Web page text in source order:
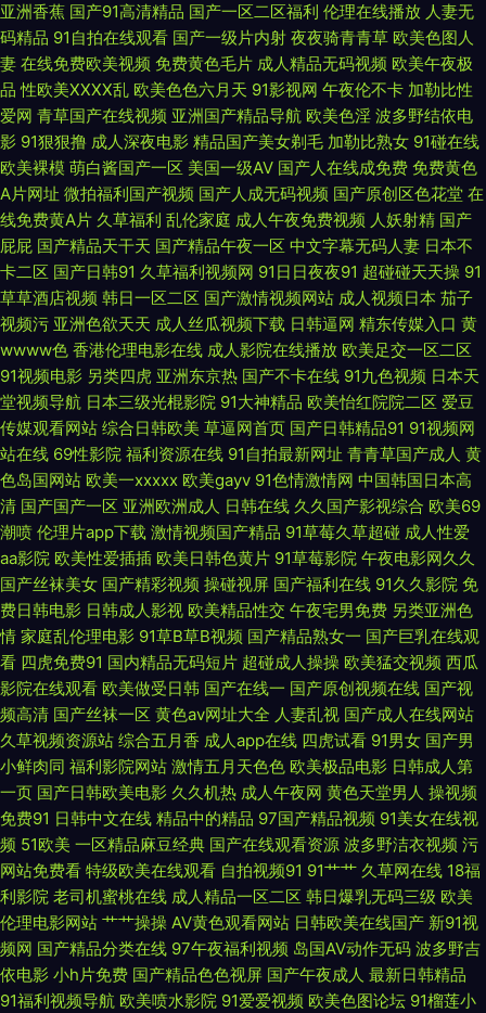
品在线视频91 九九热只有精品 另类激情春色 蜜臀69 欧亚av 日本久久爱 日
韩肏屄片 日韩黄色网址 无码专区桃花岛 午夜老司机视频网 亚洲麻豆AV一区
影音先锋三级资源 91网页在线看 97色色六月天 变态另类资源 肏屄超碰 超碰
成人性 豆花AV在线播放 豆花在线观看官网 国产美女主播自拍 韩国伊人网 久
久精品人妻 老司机cao 欧美成人资源 欧美四级片 青娱乐三级 日日夜夜青青
草 婷婷五月天成人色 亚洲人一级 91大神探花在线 97热超碰 俺去也伊人影院
成人a∨∨在线 豆花成人在线网址 国产区视频在线 国产熟女肏屄视频 久久理
论婷婷网 欧美日韩色色 青青操国产 日韩传媒性爱 日韩无码波多 婷婷丁香五
月导航 午夜少妇影院 亚洲另类三级 一本道做爱 97三级片网 白丝美女后入爆
操 超碰人人草人人干 成人网页入口 国产青青操 黄色免费小电影 九一导航 久
久肏狠狠肏视频 免费观看ab 人妻诱惑导航 日韩综合 熟女少妇系列 微拍
1024 午夜寂寞伦理 91国产孕妇 97人人上超碰 不卡日本视频 超碰性导航 国
产h精品视频 黄色精品网 久久超踫人人 麻豆二三区 欧美成人集中 欧美亚性
激情 日韩色中色精导航 婷婷五月天成人色 香蕉食品 伊人大橡胶 91社国产精
品 av先锋影音av 超碰黑美女 成人性交 国产日本91在线 老司机福利入口 欧
美福利精品导航 青青草好吊 日韩色情免费网战 91肛交wwww 91尤物视频
av性爱在线播放 超碰在线蜜桃 福利影院2P 黑丝无码Av 久草手机看片 麻豆
传媒视频网站 欧洲www第五页 丝袜性交免费网站 性福福利导航 91超碰天堂
色先锋AV成人 97色伦影院 国产视频97 狼友深夜福利 日本人妖毛片 无码视
亚洲香蕉 国产91高清精品 国产一区二区福利 伦理在线播放 人妻无
码精品 91自拍在线观看 国产一级片内射 夜夜骑青青草 欧美色图人
妻 在线免费欧美视频 免费黄色毛片 成人精品无码视频 欧美午夜极
品 性欧美ⅩⅩⅩⅩ乱 欧美色色六月天 91影视网 午夜伦不卡 加勒比性
爱网 青草国产在线视频 亚洲国产精品导航 欧美色淫 波多野结依电
影 91狠狠撸 成人深夜电影 精品国产美女剃毛 加勒比熟女 91碰在线
欧美裸模 萌白酱国产一区 美国一级AV 国产人在线成免费 免费黄色
A片网址 微拍福利国产视频 国产人成无码视频 国产原创区色花堂 在
线免费黄A片 久草福利 乱伦家庭 成人午夜免费视频 人妖射精 国产
屁屁 国产精品天干天 国产精品午夜一区 中文字幕无码人妻 日本不
卡二区 国产日韩91 久草福利视频网 91日日夜夜91 超碰碰天天操 91
草草酒店视频 韩日一区二区 国产激情视频网站 成人视频日本 茄子
视频污 亚洲色欲天天 成人丝瓜视频下载 日韩逼网 精东传媒入口 黄
wwww色 香港伦理电影在线 成人影院在线播放 欧美足交一区二区
91视频电影 另类四虎 亚洲东京热 国产不卡在线 91九色视频 日本天
堂视频导航 日本三级光棍影院 91大神精品 欧美怡红院院二区 爱豆
传媒观看网站 综合日韩欧美 草逼网首页 国产日韩精品91 91视频网
站在线 69性影院 福利资源在线 91自拍最新网址 青青草国产成人 黄
色岛国网站 欧美一xxxxx 欧美gayv 91色情激情网 中国韩国日本高
清 国产国产一区 亚洲欧洲成人 日韩在线 久久国产影视综合 欧美69
潮喷 伦理片app下载 激情视频国产精品 91草莓久草超碰 成人性爱
aa影院 欧美性爱插插 欧美日韩色黄片 91草莓影院 午夜电影网久久
国产丝袜美女 国产精彩视频 操碰视屏 国产福利在线 91久久影院 免
费日韩电影 日韩成人影视 欧美精品性交 午夜宅男免费 另类亚洲色
情 家庭乱伦理电影 91草B草B视频 国产精品熟女一 国产巨乳在线观
看 四虎免费91 国内精品无码短片 超碰成人操操 欧美猛交视频 西瓜
影院在线观看 欧美做受日韩 国产在线一 国产原创视频在线 国产视
频高清 国产丝袜一区 黄色av网址大全 人妻乱视 国产成人在线网站
久草视频资源站 综合五月香 成人app在线 四虎试看 91男女 国产男
小鲜肉同 福利影院网站 激情五月天色色 欧美极品电影 日韩成人第
一页 国产日韩欧美电影 久久机热 成人午夜网 黄色天堂男人 操视频
免费91 日韩中文在线 精品中的精品 97国产精品视频 91美女在线视
频 51欧美 一区精品麻豆经典 国产在线观看资源 波多野洁衣视频 污
网站免费看 特级欧美在线观看 自拍视频91 91艹艹 久草网在线 18福
利影院 老司机蜜桃在线 成人精品一区二区 韩日爆乳无码三级 欧美
伦理电影网站 艹艹操操 AV黄色观看网站 日韩欧美在线国产 新91视
频网 国产精品分类在线 97午夜福利视频 岛国AV动作无码 波多野吉
依电影 小h片免费 国产精品色色视屏 国产午夜成人 最新日韩精品
91福利视频导航 欧美喷水影院 91爱爱视频 欧美色图论坛 91榴莲小